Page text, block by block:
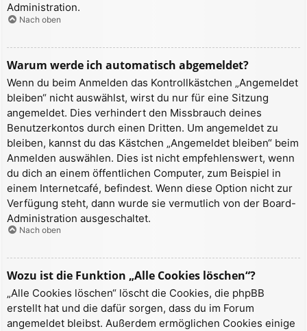
Administration.
Nach oben
Warum werde ich automatisch abgemeldet?
Wenn du beim Anmelden das Kontrollkästchen „Angemeldet
bleiben“ nicht auswählst, wirst du nur für eine Sitzung
angemeldet. Dies verhindert den Missbrauch deines
Benutzerkontos durch einen Dritten. Um angemeldet zu
bleiben, kannst du das Kästchen „Angemeldet bleiben“ beim
Anmelden auswählen. Dies ist nicht empfehlenswert, wenn
du dich an einem öffentlichen Computer, zum Beispiel in
einem Internetcafé, befindest. Wenn diese Option nicht zur
Verfügung steht, dann wurde sie vermutlich von der Board-
Administration ausgeschaltet.
Nach oben
Wozu ist die Funktion „Alle Cookies löschen“?
„Alle Cookies löschen“ löscht die Cookies, die phpBB
erstellt hat und die dafür sorgen, dass du im Forum
angemeldet bleibst. Außerdem ermöglichen Cookies einige